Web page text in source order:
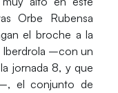
Orbe Rubensa
el broche a la
Iberdrola –conun
jornada 8, y que
el conjunto de